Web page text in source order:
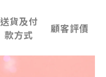
送貨及付
款方式
顧客評價